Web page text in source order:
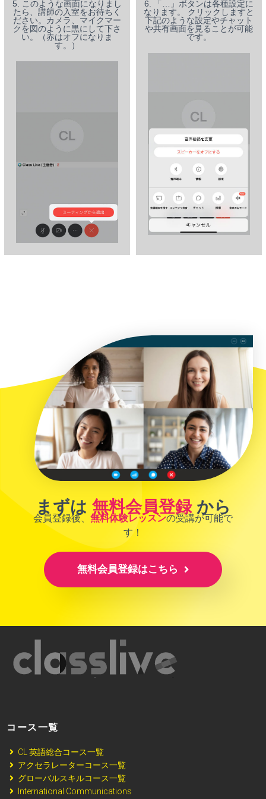
5. このような画面になりまし
たら、講師の入室をお待ちく
ださい。カメラ、マイクマー
クを図のように黒にして下さ
い。（赤はオフになりま
す。）
6. 「…」ボタンは各種設定に
なります。 クリックしますと
下記のような設定やチャット
や共有画面を見ることが可能
です。
まずは 無料会員登録から
会員登録後、 無料体験レッスンの受講が可能で
す！
無料会員登録はこちら
コース一覧
CL 英語総合コース一覧
アクセラレーターコース一覧
グローバルスキルコース一覧
International Communications